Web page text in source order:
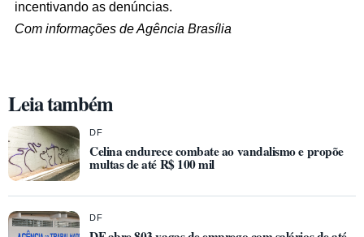
incentivando as denúncias.
Com informações de Agência Brasília
Leia também
DF
Celina endurece combate ao vandalismo e propõe
multas de até R$ 100 mil
DF